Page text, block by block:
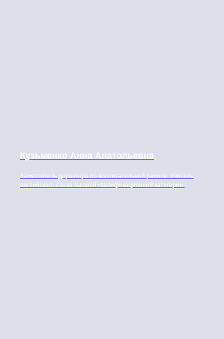
Кузьменко Анна Анатольевна
Заместитель директора по воспитательной работе. Учитель
английского языка высшей квалификационной категории.